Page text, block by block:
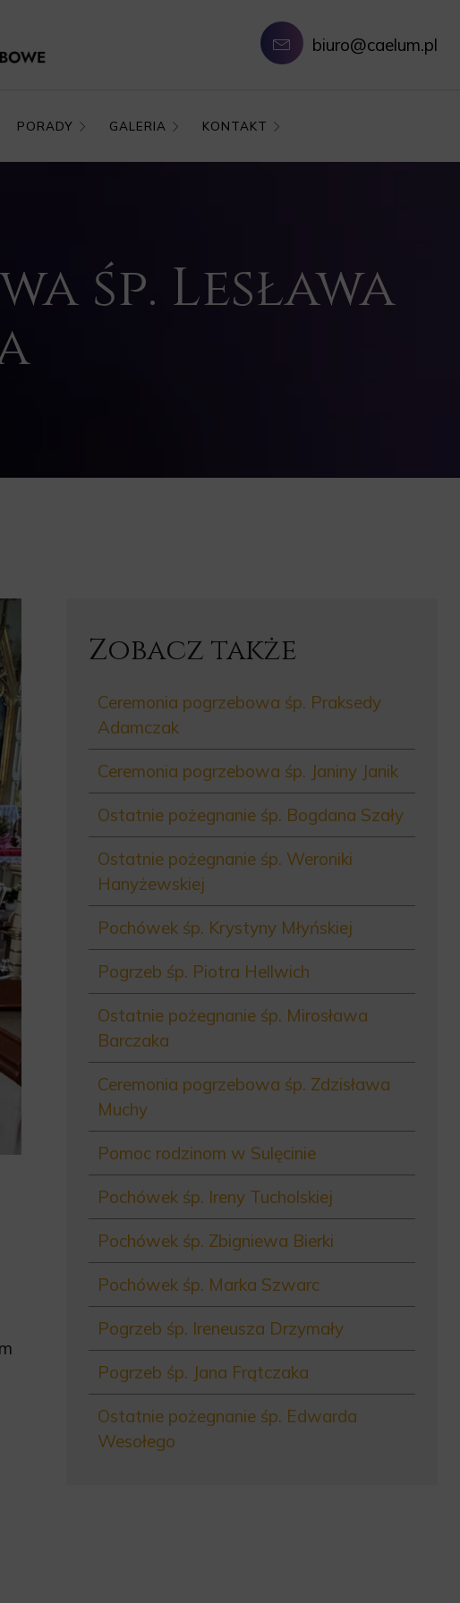
biuro@caelum.pl
PORADY GALERIA KONTAKT
śp. Lesława
Zobacz także
Ceremonia pogrzebowa śp. Praksedy
Adamczak
Ceremonia pogrzebowa śp. Janiny Janik
Ostatnie pożegnanie śp. Bogdana Szały
Ostatnie pożegnanie śp. Weroniki
Hanyżewskiej
Pochówek śp. Krystyny Młyńskiej
Pogrzeb śp. Piotra Hellwich
Ostatnie pożegnanie śp. Mirosława
Barczaka
Ceremonia pogrzebowa śp. Zdzisława
Muchy
Pomoc rodzinom w Sulęcinie
Pochówek śp. Ireny Tucholskiej
Pochówek śp. Zbigniewa Bierki
Pochówek śp. Marka Szwarc
Pogrzeb śp. Ireneusza Drzymały
Pogrzeb śp. Jana Frątczaka
Ostatnie pożegnanie śp. Edwarda
Wesołego